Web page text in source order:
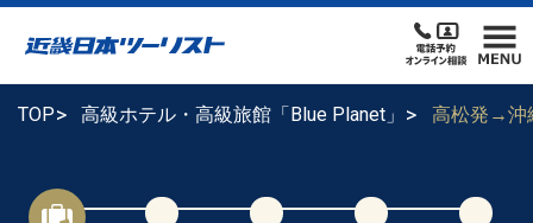
TOP 高級ホテル・高級旅館「Blue Planet」 高松発→沖